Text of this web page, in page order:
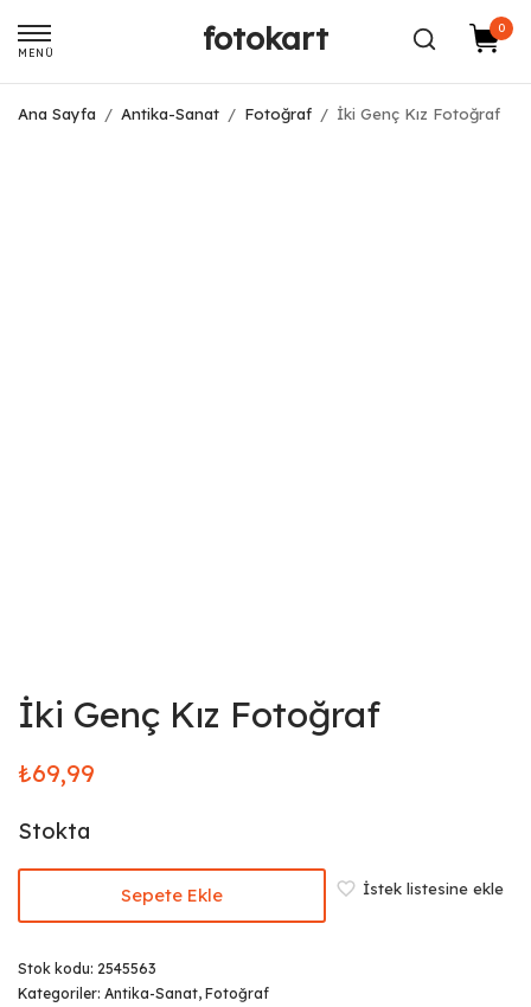
MENÜ fotokart 0
Ana Sayfa / Antika-Sanat / Fotoğraf / İki Genç Kız Fotoğraf
İki Genç Kız Fotoğraf
₺69,99
Stokta
Sepete Ekle İstek listesine ekle
Stok kodu: 2545563
Kategoriler: Antika-Sanat, Fotoğraf